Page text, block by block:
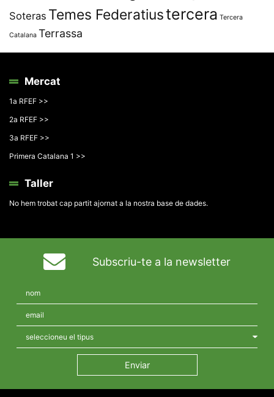
Soteras Temes Federatiustercera Tercera
Catalana Terrassa
Mercat
1a RFEF >>
2a RFEF >>
3a RFEF >>
Primera Catalana 1 >>
Taller
No hem trobat cap partit ajornat a la nostra base de dades.
Subscriu-te a la newsletter